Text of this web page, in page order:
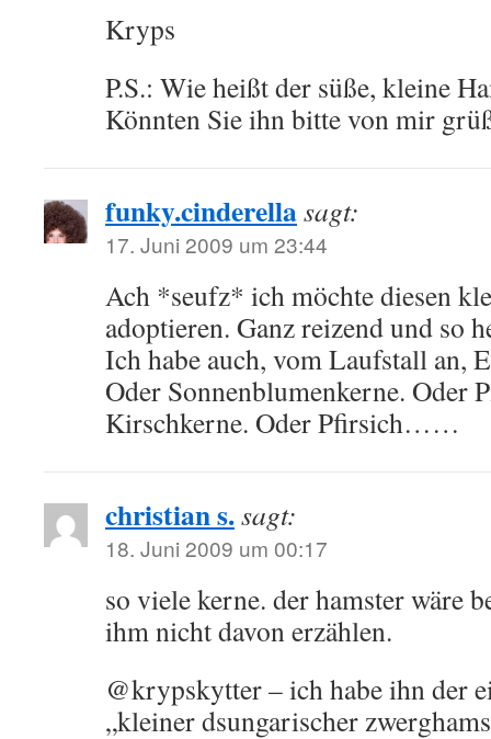
Kryps
P.S.: Wie heißt der süße, kleine
Könnten Sie ihn bitte von mir
funky.cinderellasagt:
17. Juni 2009 um 23:44
Ach *seufz* ich möchte diesen
adoptieren. Ganz reizend und so
Ich habe auch, vom Laufstall an,
Oder Sonnenblumenkerne. Oder
Kirschkerne. Oder Pfirsich……
christian s.sagt:
18. Juni 2009 um 00:17
so viele kerne. der hamster wäre
ihm nicht davon erzählen.
@krypskytter – ich habe ihn der
„kleiner dsungarischer